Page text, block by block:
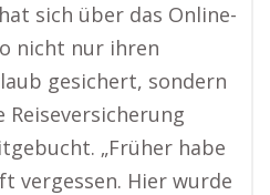
sich über das Online-
nicht nur ihren
gesichert, sondern
Reiseversicherung
„Früher habe
vergessen. Hier wurde